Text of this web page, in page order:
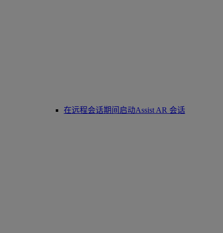
在远程会话期间启动Assist AR 会话